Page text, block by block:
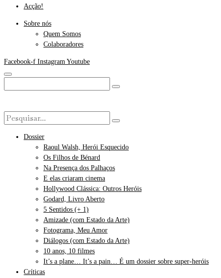
Acção!
Sobre nós
Quem Somos
Colaboradores
Facebook-f Instagram Youtube
Dossier
Raoul Walsh, Herói Esquecido
Os Filhos de Bénard
Na Presença dos Palhaços
E elas criaram cinema
Hollywood Clássica: Outros Heróis
Godard, Livro Aberto
5 Sentidos (+ 1)
Amizade (com Estado da Arte)
Fotograma, Meu Amor
Diálogos (com Estado da Arte)
10 anos, 10 filmes
It’s a plane… It’s a pain… É um dossier sobre super-heróis
Críticas